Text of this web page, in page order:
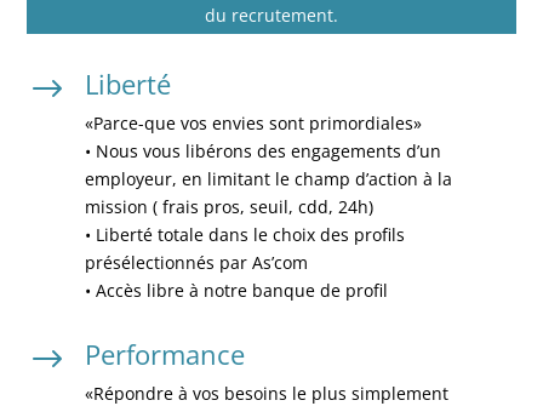
du recrutement.
$ Liberté
«Parce-que vos envies sont primordiales»
• Nous vous libérons des engagements d’un
employeur, en limitant le champ d’action à la
mission ( frais pros, seuil, cdd, 24h)
• Liberté totale dans le choix des profils
présélectionnés par As’com
• Accès libre à notre banque de profil
$ Performance
«Répondre à vos besoins le plus simplement